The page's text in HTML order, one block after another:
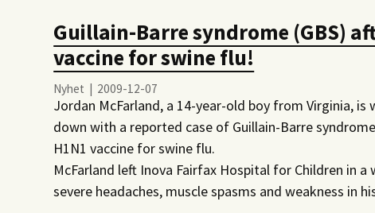
Guillain-Barre syndrome (GBS)
vaccine for swine flu!
Nyhet | 2009-12-07
Jordan McFarland, a 14-year-old boy from Virginia,
down with a reported case of Guillain-Barre
H1N1 vaccine for swine flu.
McFarland left Inova Fairfax Hospital for Children in
severe headaches, muscle spasms and weakness in